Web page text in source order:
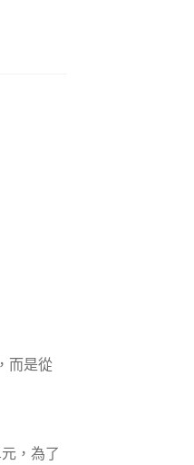
而是從
，為了